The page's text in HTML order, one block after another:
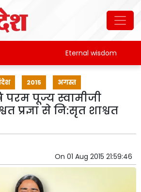
Eternal wisdom
2015 अगस्त
परम पूज्य स्वामीजी
प्रज्ञा से नि:सृत शाश्वत
On 01 Aug 2015 21:59:46